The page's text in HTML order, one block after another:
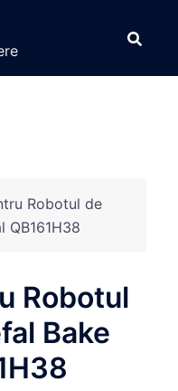
Robotul de
QB161H38
Robotul
Bake